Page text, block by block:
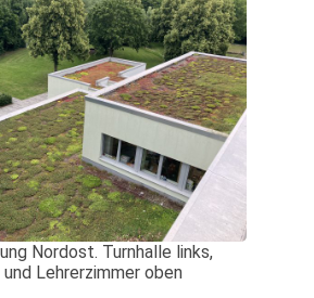
Nordost. Turnhalle links,
Lehrerzimmer oben